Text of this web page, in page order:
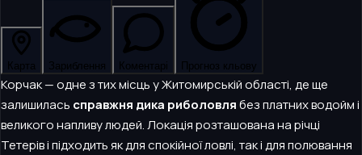
Карта Зариблення Коментарі Прогноз кльову
Корчак — одне з тих місць у Житомирській області, де ще
залишилась справжня дика риболовлябез платних водойм і
великого напливу людей. Локація розташована на річці
Тетерів і підходить як для спокійної ловлі, так і для полювання